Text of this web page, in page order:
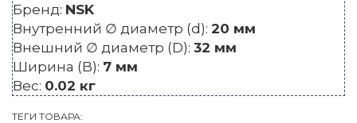
Бренд: NSK
Внутренний ∅ диаметр (d): 20 мм
Внешний ∅ диаметр (D): 32 мм
Ширина (B): 7 мм
Вес: 0.02 кг
ТЕГИ ТОВАРА: